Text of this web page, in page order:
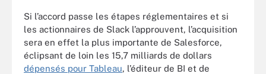
Si l’accord passe les étapes réglementaires et si
les actionnaires de Slack l’approuvent, l’acquisition
sera en effet la plus importante de Salesforce,
éclipsant de loin les 15,7 milliards de dollars
dépensés pour Tableau, l’éditeur de BI et de